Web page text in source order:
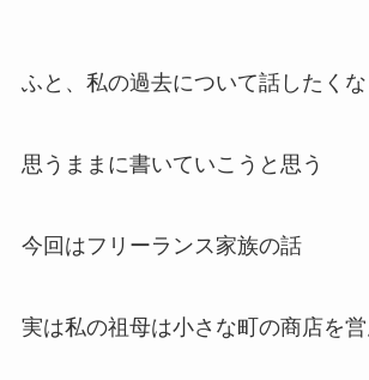
ふと、私の過去について話したく
思うままに書いていこうと思う
今回はフリーランス家族の話
実は私の祖母は小さな町の商店を営